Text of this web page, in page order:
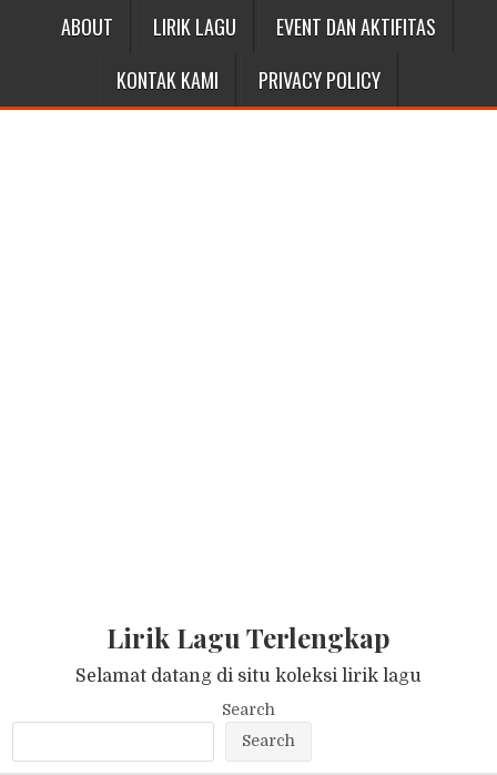
ABOUT LIRIK LAGU
EVENT DAN AKTIFITAS
KONTAK KAMI
PRIVACY POLICY
Lirik Lagu Terlengkap
Selamat datang di situ koleksi lirik lagu
Search
Search